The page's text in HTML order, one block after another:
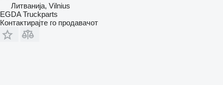
Литванија, Vilnius
EGDA Truckparts
Контактирајте го продавачот